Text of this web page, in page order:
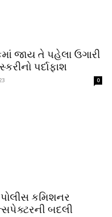
જાય તે પહેલા ઉગારી
પર્દાફાશ
0
પોલીસ કમિશનર
બદલી